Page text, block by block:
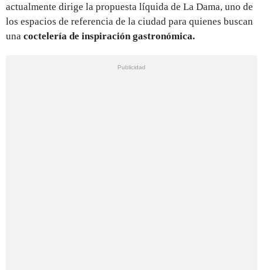
actualmente dirige la propuesta líquida de La Dama, uno de
los espacios de referencia de la ciudad para quienes buscan
una coctelería de inspiración gastronómica.